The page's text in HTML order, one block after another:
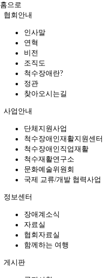
홈으로
협회안내
인사말
연혁
비전
조직도
척수장애란?
정관
찾아오시는길
사업안내
단체지원사업
척수장애인재활지원센터
척수장애인직업재활
척수재활연구소
문화예술위원회
국제 교류/개발 협력사업
정보센터
장애계소식
자료실
협회자료실
함께하는 여행
게시판